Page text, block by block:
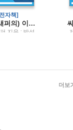
자책]
(보도 섀퍼의) 이기는 습관불가능을 뛰어넘어 최후의 승자가 된 사람들
지음 ; 박성
더보